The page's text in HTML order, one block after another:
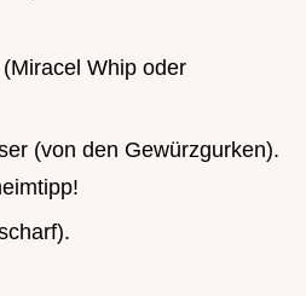
Whip oder
(von den Gewürzgurken).